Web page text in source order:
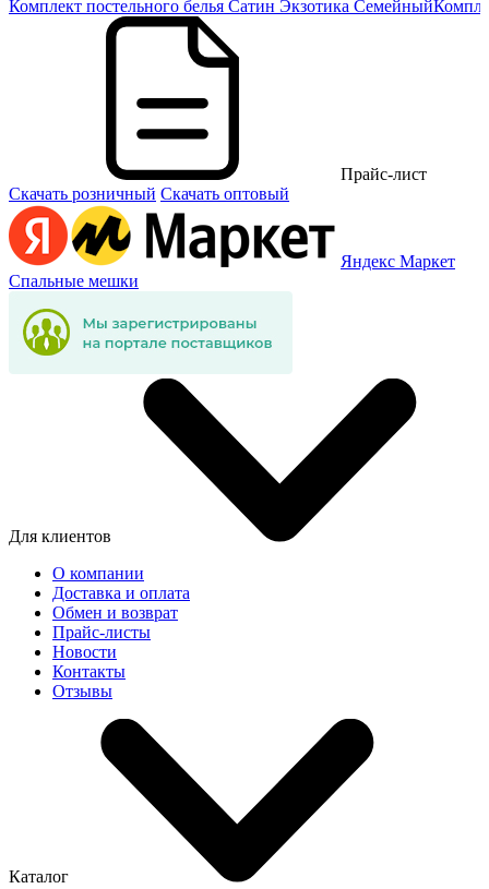
Комплект постельного белья Сатин Экзотика Семейный
Прайс-лист
Скачать розничный Скачать оптовый
Яндекс Маркет
Спальные мешки
Для клиентов
О компании
Доставка и оплата
Обмен и возврат
Прайс-листы
Новости
Контакты
Отзывы
Каталог